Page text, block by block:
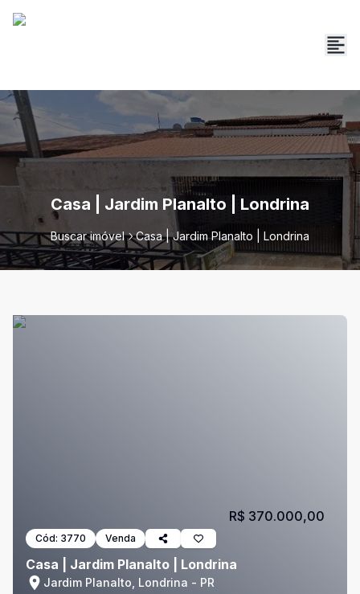
Casa | Jardim Planalto | Londrina
Buscar imóvel Casa | Jardim Planalto | Londrina
Cód: 3770 Venda
Casa | Jardim Planalto | Londrina
Jardim Planalto, Londrina - PR
R$ 370.000,00